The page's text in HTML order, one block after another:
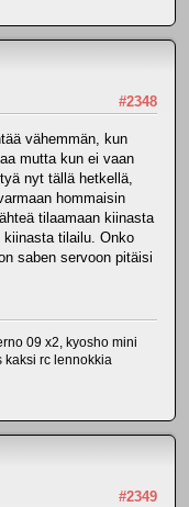
#2348
vähemmän, kun
mutta kun ei vaan
nyt tällä hetkellä,
hommaisin
tilaamaan kiinasta
tilailu. Onko
saben servoon pitäisi
09 x2, kyosho mini
kaksi rc lennokkia
#2349